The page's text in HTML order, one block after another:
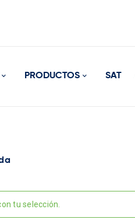
PRODUCTOS SAT
tu selección.